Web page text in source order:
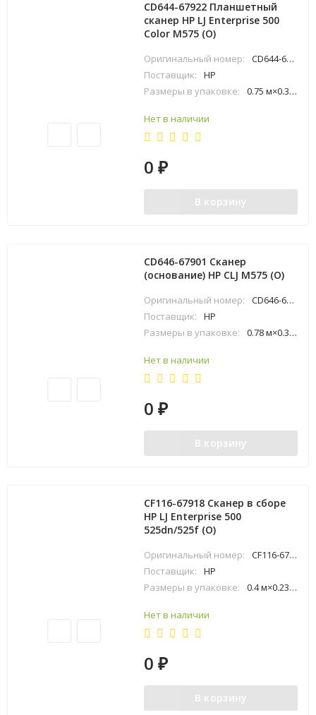
CD644-67922 Планшетный
сканер HP LJ Enterprise 500
Color M575 (O)
Оригинальный номер:
CD644-67922
Поставщик:
HP
Размеры в упаковке:
0.75 м×0.3 м×0.79 м
Нет в наличии
0₽
В корзину
CD646-67901 Сканер
(основание) HP СLJ M575 (O)
Оригинальный номер:
CD646-67901
Поставщик:
HP
Размеры в упаковке:
0.78 м×0.3 м×0.74 м
Нет в наличии
0₽
В корзину
CF116-67918 Сканер в сборе
HP LJ Enterprise 500
525dn/525f (O)
Оригинальный номер:
CF116-67918
Поставщик:
HP
Размеры в упаковке:
0.4 м×0.23 м×0.49 м
Нет в наличии
0₽
В корзину